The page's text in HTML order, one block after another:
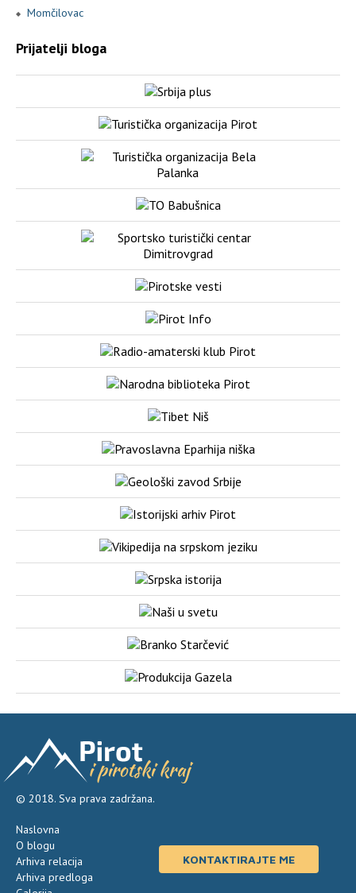
Momčilovac
Prijatelji bloga
© 2018. Sva prava zadržana.
Naslovna
O blogu
Arhiva relacija
Arhiva predloga
KONTAKTIRAJTE ME